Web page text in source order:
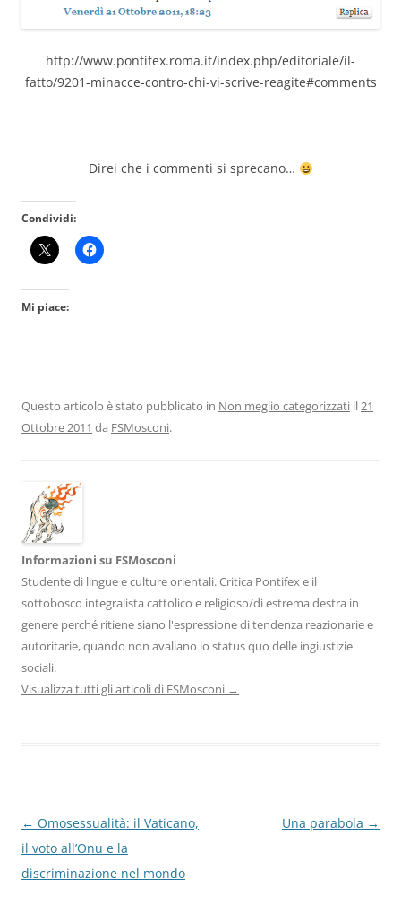
http://www.pontifex.roma.it/index.php/editoriale/il-
fatto/9201-minacce-contro-chi-vi-scrive-reagite#comments
Direi che i commenti si sprecano…
Condividi:
Mi piace:
Questo articolo è stato pubblicato in Non meglio categorizzati il21
Ottobre 2011 da FSMosconi.
Informazioni su FSMosconi
Studente di lingue e culture orientali. Critica Pontifex e il
sottobosco integralista cattolico e religioso/di estrema destra in
genere perché ritiene siano l'espressione di tendenza reazionarie e
autoritarie, quando non avallano lo status quo delle ingiustizie
sociali.
Visualizza tutti gli articoli di FSMosconi →
Navigazione
articolo
← Omosessualità: il Vaticano,
il voto all’Onu e la
discriminazione nel mondo
Una parabola →